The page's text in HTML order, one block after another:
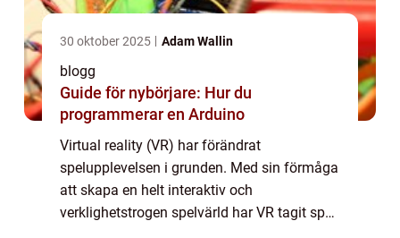
30 oktober 2025 Adam Wallin
blogg
Guide för nybörjare: Hur du
programmerar en Arduino
Virtual reality (VR) har förändrat
spelupplevelsen i grunden. Med sin förmåga
att skapa en helt interaktiv och
verklighetstrogen spelvärld har VR tagit spel